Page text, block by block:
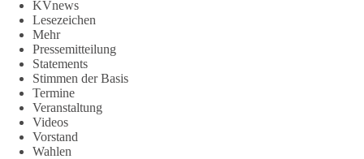
KVnews
Lesezeichen
Mehr
Pressemitteilung
Statements
Stimmen der Basis
Termine
Veranstaltung
Videos
Vorstand
Wahlen